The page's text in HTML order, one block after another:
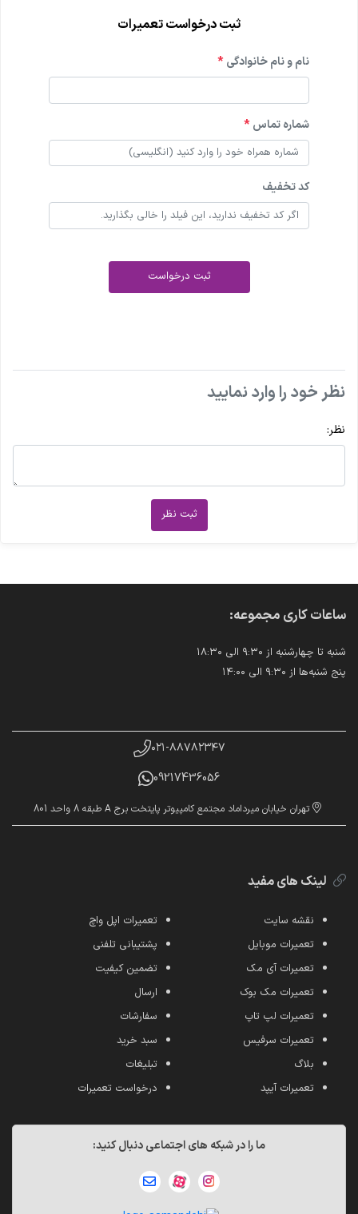
ثبت درخواست تعمیرات
نام و نام خانوادگی *
شماره تماس *
کد تخفیف
ثبت درخواست
نظر خود را وارد نمایید
نظر:
ثبت نظر
ساعات کاری مجموعه:
شنبه تا چهارشنبه از ۹:۳۰ الی ۱۸:۳۰
پنج شنبه‌ها از ۹:۳۰ الی ۱۴:۰۰
۰۲۱-۸۸۷۸۲۳۴۷
09217436056
تهران خیابان میرداماد مجتمع کامپیوتر پایتخت برج A طبقه 8 واحد 801
لینک های مفید
نقشه سایت
تعمیرات موبایل
تعمیرات آی مک
تعمیرات مک بوک
تعمیرات لپ تاپ
تعمیرات سرفیس
بلاگ
تعمیرات آیپد
تعمیرات اپل واچ
پشتیبانی تلفنی
تضمین کیفیت
ارسال
سفارشات
سبد خرید
تبلیغات
درخواست تعمیرات
ما را در شبکه های اجتماعی دنبال کنید: